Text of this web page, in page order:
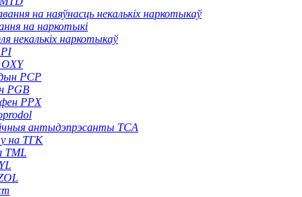
на наяўнасць некалькіх наркотыкаў
на наркотыкі
некалькіх наркотыкаў
OXY
PCP
PGB
PPX
антыдэпрэсанты TCA
на ТГК
TML